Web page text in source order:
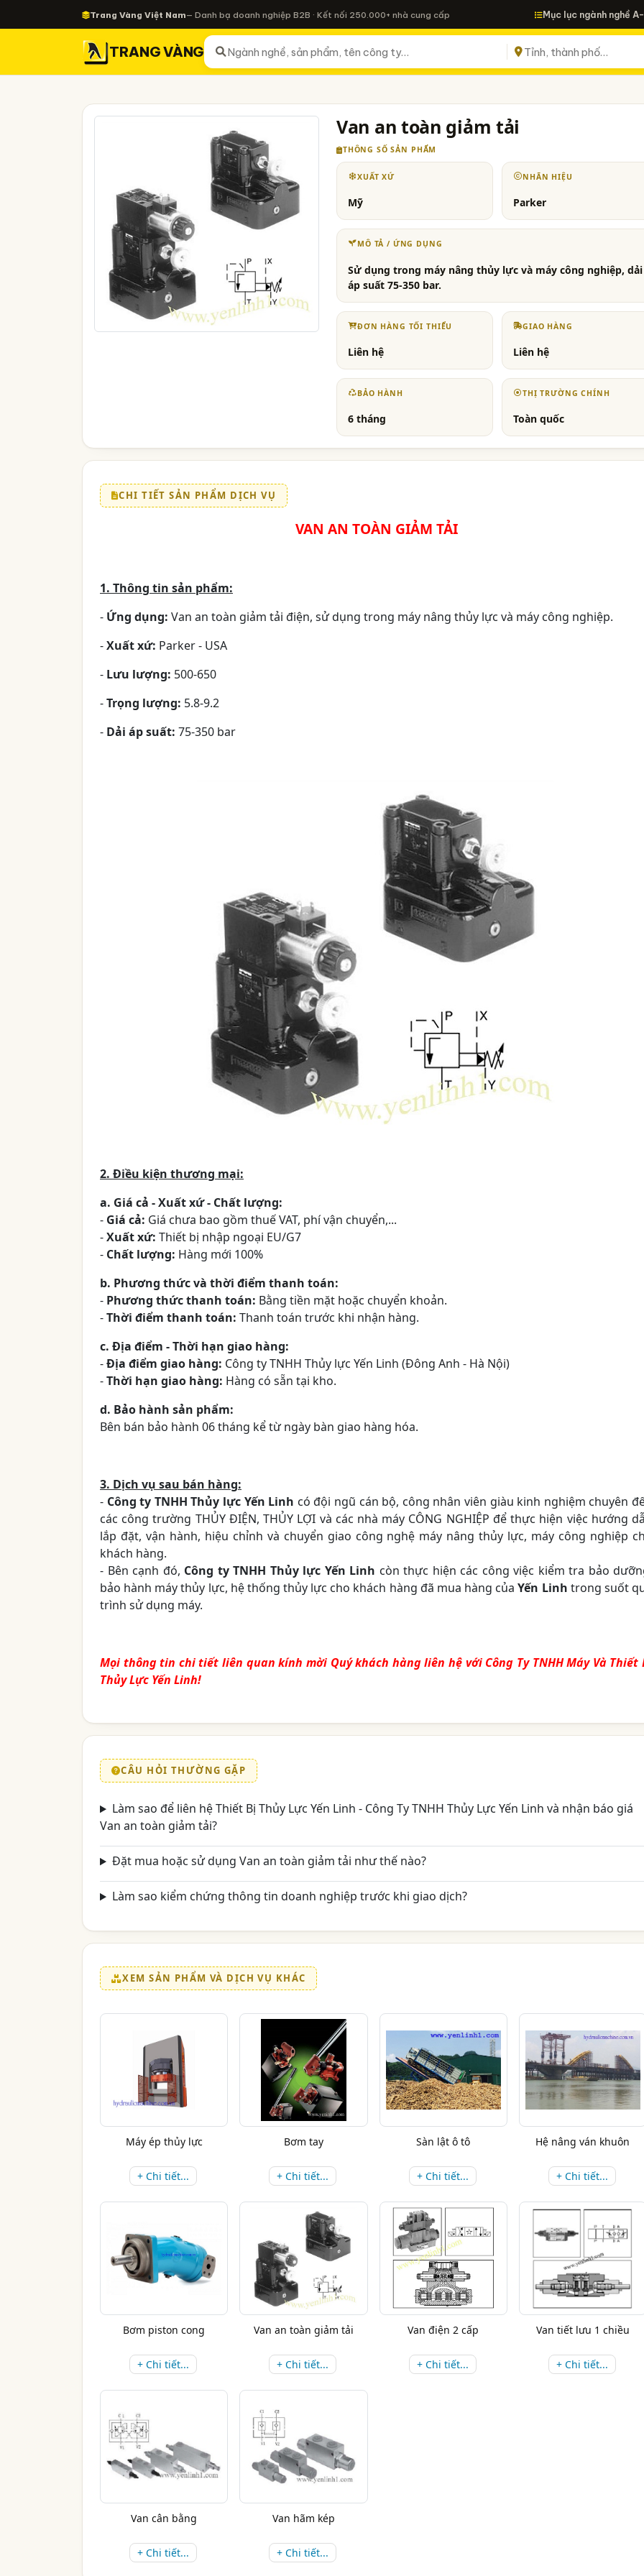
Trang Vàng Việt Nam— Danh bạ doanh nghiệp B2B · Kết nối 250.000+ nhà cung cấp Mục lục ngành nghề
TRANG VÀNG
Van an toàn giảm tải
THÔNG SỐ SẢN PHẨM
XUẤT XỨ
Mỹ
NHÃN HIỆU
Parker
MÔ TẢ / ỨNG DỤNG
Sử dụng trong máy nâng thủy lực và máy công nghiệp, dải
áp suất 75-350 bar.
ĐƠN HÀNG TỐI THIỂU
Liên hệ
GIAO HÀNG
Liên hệ
BẢO HÀNH
6 tháng
THỊ TRƯỜNG CHÍNH
Toàn quốc
CHI TIẾT SẢN PHẨM DỊCH VỤ
VAN AN TOÀN GIẢM TẢI
1. Thông tin sản phẩm:
- Ứng dụng: Van an toàn giảm tải điện, sử dụng trong máy nâng thủy lực và máy công nghiệp.
-Xuất xứ: Parker - USA
- Lưu lượng: 500-650
-Trọng lượng: 5.8-9.2
- Dải áp suất: 75-350 bar
2. Điều kiện thương mại:
a. Giá cả - Xuất xứ - Chất lượng:
- Giá cả: Giá chưa bao gồm thuế VAT, phí vận chuyển,...
-Xuất xứ: Thiết bị nhập ngoại EU/G7
- Chất lượng: Hàng mới 100%
b. Phương thức và thời điểm thanh toán:
- Phương thức thanh toán: Bằng tiền mặt hoặc chuyển khoản.
-Thời điểm thanh toán: Thanh toán trước khi nhận hàng.
c. Địa điểm - Thời hạn giao hàng:
-Địa điểm giao hàng: Công ty TNHH Thủy lực Yến Linh (Đông Anh - Hà Nội)
-Thời hạn giao hàng: Hàng có sẵn tại kho.
d. Bảo hành sản phẩm:
Bên bán bảo hành 06 tháng kể từ ngày bàn giao hàng hóa.
3. Dịch vụ sau bán hàng:
- Công ty TNHH Thủy lực Yến Linh có đội ngũ cán bộ, công nhân viên giàu kinh nghiệm chuyên
các công trường THỦY ĐIỆN, THỦY LỢI và các nhà máy CÔNG NGHIỆP để thực hiện việc hướng
lắp đặt, vận hành, hiệu chỉnh và chuyển giao công nghệ máy nâng thủy lực, máy công nghiệp
khách hàng.
- Bên cạnh đó, Công ty TNHH Thủy lực Yến Linh còn thực hiện các công việc kiểm tra bảo
bảo hành máy thủy lực, hệ thống thủy lực cho khách hàng đã mua hàng của Yến Linh trong suốt
trình sử dụng máy.
Mọi thông tin chi tiết liên quan kính mời Quý khách hàng liên hệ với Công Ty TNHH Máy Và Thiết
Thủy Lực Yến Linh!
CÂU HỎI THƯỜNG GẶP
Làm sao để liên hệ Thiết Bị Thủy Lực Yến Linh - Công Ty TNHH Thủy Lực Yến Linh và nhận báo giá
Van an toàn giảm tải?
Đặt mua hoặc sử dụng Van an toàn giảm tải như thế nào?
Làm sao kiểm chứng thông tin doanh nghiệp trước khi giao dịch?
XEM SẢN PHẨM VÀ DỊCH VỤ KHÁC
Máy ép thủy lực
+ Chi tiết...
Bơm tay
+ Chi tiết...
Sàn lật ô tô
+ Chi tiết...
Hệ nâng ván khuôn
+ Chi tiết...
Bơm piston cong
+ Chi tiết...
Van an toàn giảm tải
+ Chi tiết...
Van điện 2 cấp
+ Chi tiết...
Van tiết lưu 1 chiều
+ Chi tiết...
Van cân bằng
+ Chi tiết...
Van hãm kép
+ Chi tiết...